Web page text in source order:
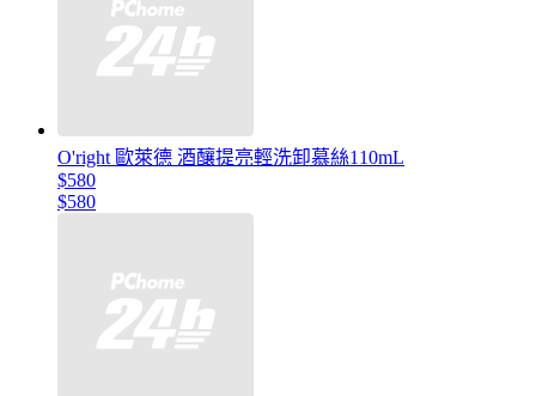
O'right 歐萊德 酒釀提亮輕洗卸慕絲110mL
$580
$580